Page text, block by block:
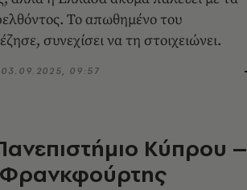
Το απωθημένο του
συνεχίσει να τη στοιχειώνει.
03.09.2025, 09:57
Κύπρου –